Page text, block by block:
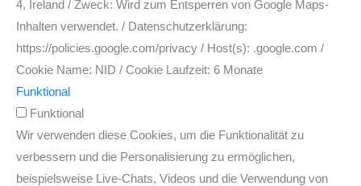
4, Ireland / Zweck: Wird zum Entsperren von Google Maps-
Inhalten verwendet. / Datenschutzerklärung:
https://policies.google.com/privacy / Host(s): .google.com /
Cookie Name: NID / Cookie Laufzeit: 6 Monate
Funktional
Funktional
Wir verwenden diese Cookies, um die Funktionalität zu
verbessern und die Personalisierung zu ermöglichen,
beispielsweise Live-Chats, Videos und die Verwendung von